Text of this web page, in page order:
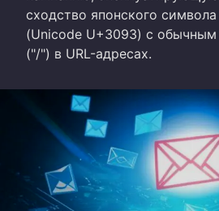
сходство японского
(Unicode U+3093) с
("/") в URL-адресах.